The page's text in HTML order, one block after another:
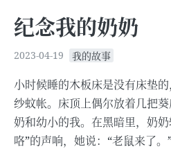
纪念我的奶奶
2023-04-19 我的故事
小时候睡的木板床是没有床垫
纱蚊帐。床顶上偶尔放着几把
奶和幼小的我。在黑暗里，奶
咯”的声响，她说：“老鼠来了